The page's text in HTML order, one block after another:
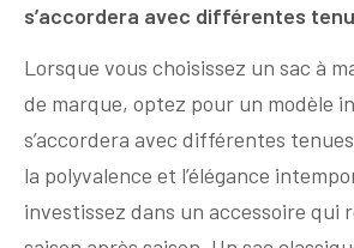
s’accordera avec différentes
Lorsque vous choisissez un sac à
de marque, optez pour un modèle
s’accordera avec différentes
la polyvalence et l’élégance
investissez dans un accessoire qui